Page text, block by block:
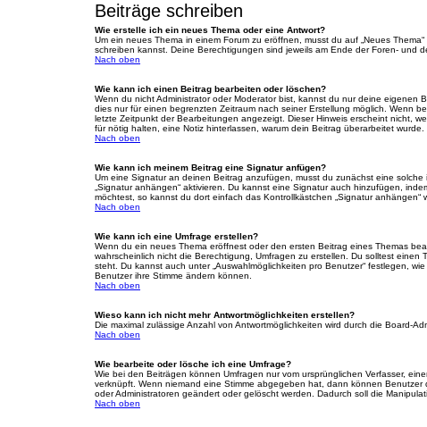
Beiträge schreiben
Wie erstelle ich ein neues Thema oder eine Antwort?
Um ein neues Thema in einem Forum zu eröffnen, musst du auf „Neues
schreiben kannst. Deine Berechtigungen sind jeweils am Ende der Foren- und
Nach oben
Wie kann ich einen Beitrag bearbeiten oder löschen?
Wenn du nicht Administrator oder Moderator bist, kannst du nur deine eigenen
dies nur für einen begrenzten Zeitraum nach seiner Erstellung möglich. Wenn
letzte Zeitpunkt der Bearbeitungen angezeigt. Dieser Hinweis erscheint nicht,
für nötig halten, eine Notiz hinterlassen, warum dein Beitrag überarbeitet
Nach oben
Wie kann ich meinem Beitrag eine Signatur anfügen?
Um eine Signatur an deinen Beitrag anzufügen, musst du zunächst eine
„Signatur anhängen“ aktivieren. Du kannst eine Signatur auch hinzufügen,
möchtest, so kannst du dort einfach das Kontrollkästchen „Signatur anhängen“
Nach oben
Wie kann ich eine Umfrage erstellen?
Wenn du ein neues Thema eröffnest oder den ersten Beitrag eines Themas
wahrscheinlich nicht die Berechtigung, Umfragen zu erstellen. Du solltest
steht. Du kannst auch unter „Auswahlmöglichkeiten pro Benutzer“ festlegen,
Benutzer ihre Stimme ändern können.
Nach oben
Wieso kann ich nicht mehr Antwortmöglichkeiten erstellen?
Die maximal zulässige Anzahl von Antwortmöglichkeiten wird durch die Board-
Nach oben
Wie bearbeite oder lösche ich eine Umfrage?
Wie bei den Beiträgen können Umfragen nur vom ursprünglichen Verfasser,
verknüpft. Wenn niemand eine Stimme abgegeben hat, dann können
oder Administratoren geändert oder gelöscht werden. Dadurch soll die
Nach oben